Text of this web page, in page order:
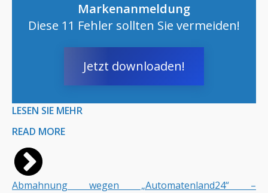
Markenanmeldung
Diese 11 Fehler sollten Sie vermeiden!
Jetzt downloaden!
LESEN SIE MEHR
READ MORE
Abmahnung wegen „Automatenland24“ –